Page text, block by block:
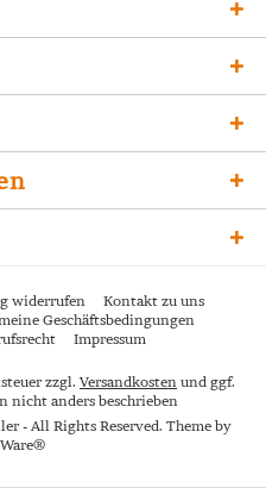
widerrufen
Kontakt zu uns
Geschäftsbedingungen
Impressum
zzgl. Versandkosten und ggf.
nicht anders beschrieben
- All Rights Reserved. Theme by